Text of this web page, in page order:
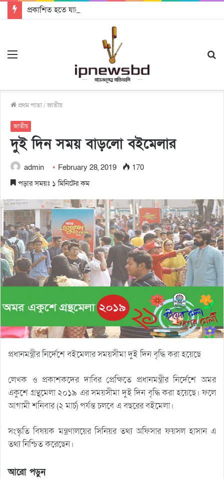
প্রকাশিত হতে যাচ্ছে দি রাবুগার নতুন গান ‘Baljanggi’
প্রথম পাতা/জাতীয়
জাতীয়
দুই দিন সময় বাড়লো বইমেলার
admin February 28, 2019
170
পড়ার সময়ঃ ১ মিনিটের কম
প্রধানমন্ত্রীর নির্দেশে বইমেলার সময়সীমা দুই দিন বৃদ্ধি করা হয়েছে
লেখক ও প্রকাশকদের দাবির প্রেক্ষিতে প্রধানমন্ত্রীর নির্দেশে অমর
একুশে গ্রন্থমেলা ২০১৯ এর সময়সীমা দুই দিন বৃদ্ধি করা হয়েছে। ফলে
আগামী শনিবার (২ মার্চ) পর্যন্ত চলবে এ বছরের বইমেলা।
সংস্কৃতি বিষয়ক মন্ত্রণালয়ের সিনিয়র তথ্য অফিসার ফয়সল হাসান এ
তথ্য নিশ্চিত করেছেন।
আরো পড়ুন